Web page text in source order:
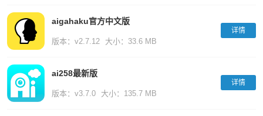
aigahaku官方中文版
版本：v2.7.12 大小：33.6 MB
详情
ai258最新版
版本：v3.7.0 大小：135.7 MB
详情